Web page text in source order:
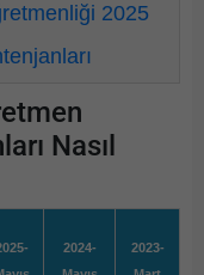
2025
Nasıl
2024-
2023-